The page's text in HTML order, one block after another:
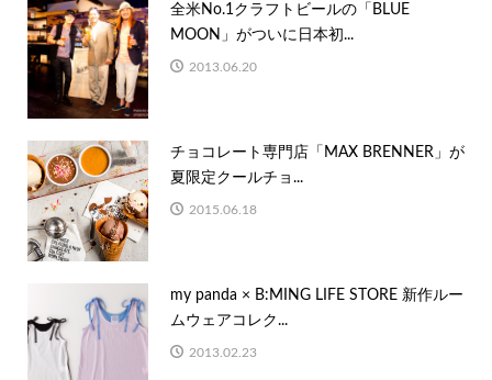
全米No.1クラフトビールの「BLUE
MOON」がついに日本初...
2013.06.20
チョコレート専門店「MAX BRENNER」が
夏限定クールチョ...
2015.06.18
my panda × B:MING LIFE STORE 新作ルー
ムウェアコレク...
2013.02.23